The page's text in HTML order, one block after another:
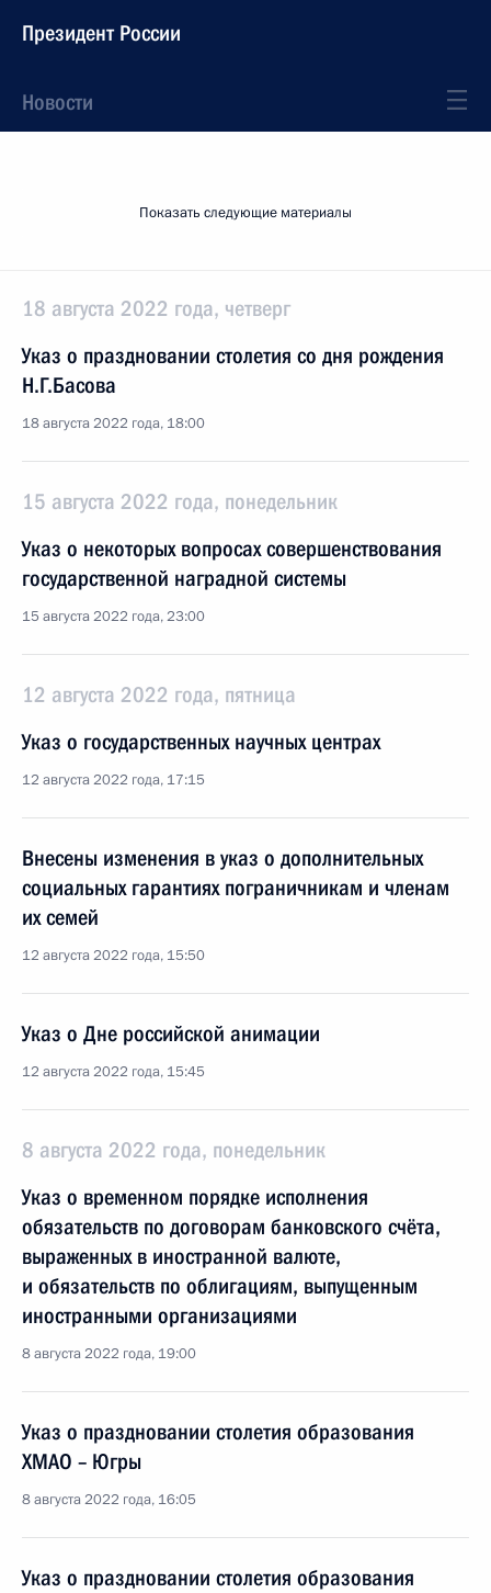
Президент России
Новости
Показать следующие материалы
18 августа 2022 года, четверг
Указ о праздновании столетия со дня рождения
Н.Г.Басова
18 августа 2022 года, 18:00
15 августа 2022 года, понедельник
Указ о некоторых вопросах совершенствования
государственной наградной системы
15 августа 2022 года, 23:00
12 августа 2022 года, пятница
Указ о государственных научных центрах
12 августа 2022 года, 17:15
Внесены изменения в указ о дополнительных
социальных гарантиях пограничникам и членам
их семей
12 августа 2022 года, 15:50
Указ о Дне российской анимации
12 августа 2022 года, 15:45
8 августа 2022 года, понедельник
Указ о временном порядке исполнения
обязательств по договорам банковского счёта,
выраженных в иностранной валюте,
и обязательств по облигациям, выпущенным
иностранными организациями
8 августа 2022 года, 19:00
Указ о праздновании столетия образования
ХМАО – Югры
8 августа 2022 года, 16:05
Указ о праздновании столетия образования